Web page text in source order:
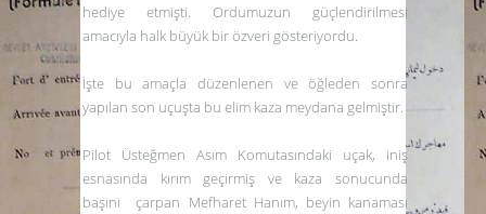
hediye etmişti. Ordumuzun güçlendirilmesi
amacıyla halk büyük bir özveri gösteriyordu.
İşte bu amaçla düzenlenen ve öğleden sonra
yapılan son uçuşta bu elim kaza meydana gelmiştir.
Pilot Üsteğmen Asım Komutasındaki uçak, iniş
esnasında kırım geçirmiş ve kaza sonucunda
başını çarpan Mefharet Hanım, beyin kanaması